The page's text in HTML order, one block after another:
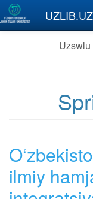
Skip to main content
UZLIB.UZ
Uzswlu
ilmiy